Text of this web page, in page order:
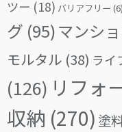
ツー (18) バリアフリー (6)
グ (95)マンシ
モルタル (38) ライ
(126) リフォ
収納 (270) 塗